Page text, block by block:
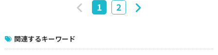
1 2
関連するキーワード